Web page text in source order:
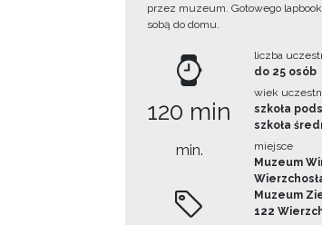
przez muzeum. Gotowego
sobą do domu.
120 min
min.
liczba
do 25 osób
wiek
szkoła
szkoła
miejsce
Muzeum
Muzeum
122